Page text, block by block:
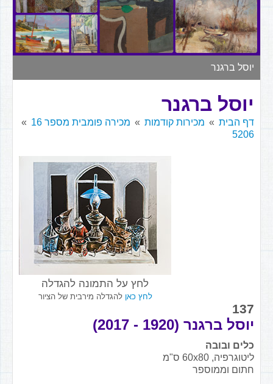
▼
▼
יוסל ברגנר
יוסל ברגנר
דף הבית מכירות קודמות
מכירה פומבית מספר 16
5206
לחץ על התמונה להגדלה
לחץ כאן להגדלה מירבית של הציור
137
יוסל ברגנר (1920 - 2017)
כלים ובובה
ליטוגרפיה, 60x80 ס"מ
חתום וממוספר